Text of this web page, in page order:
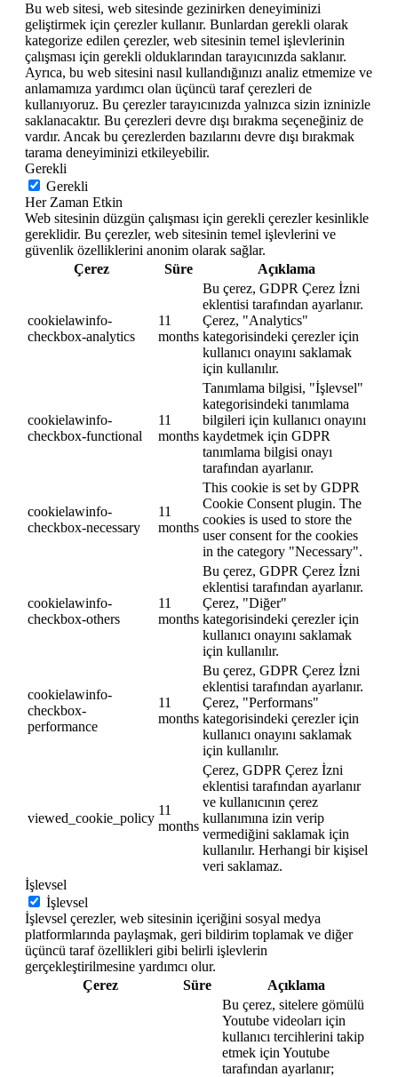
Bu web sitesi, web sitesinde gezinirken deneyiminizi
geliştirmek için çerezler kullanır. Bunlardan gerekli olarak
kategorize edilen çerezler, web sitesinin temel işlevlerinin
çalışması için gerekli olduklarından tarayıcınızda saklanır.
Ayrıca, bu web sitesini nasıl kullandığınızı analiz etmemize ve
anlamamıza yardımcı olan üçüncü taraf çerezleri de
kullanıyoruz. Bu çerezler tarayıcınızda yalnızca sizin izninizle
saklanacaktır. Bu çerezleri devre dışı bırakma seçeneğiniz de
vardır. Ancak bu çerezlerden bazılarını devre dışı bırakmak
tarama deneyiminizi etkileyebilir.
Gerekli
Gerekli
Her Zaman Etkin
Web sitesinin düzgün çalışması için gerekli çerezler kesinlikle
gereklidir. Bu çerezler, web sitesinin temel işlevlerini ve
güvenlik özelliklerini anonim olarak sağlar.
Çerez
Süre Açıklama
cookielawinfo-
checkbox-analytics
11
months
Bu çerez, GDPR Çerez İzni
eklentisi tarafından ayarlanır.
Çerez, "Analytics"
kategorisindeki çerezler için
kullanıcı onayını saklamak
için kullanılır.
cookielawinfo-
checkbox-functional
11
months
Tanımlama bilgisi, "İşlevsel"
kategorisindeki tanımlama
bilgileri için kullanıcı onayını
kaydetmek için GDPR
tanımlama bilgisi onayı
tarafından ayarlanır.
cookielawinfo-
checkbox-necessary
11
months
This cookie is set by GDPR
Cookie Consent plugin. The
cookies is used to store the
user consent for the cookies
in the category "Necessary".
cookielawinfo-
checkbox-others
11
months
Bu çerez, GDPR Çerez İzni
eklentisi tarafından ayarlanır.
Çerez, "Diğer"
kategorisindeki çerezler için
kullanıcı onayını saklamak
için kullanılır.
cookielawinfo-
checkbox-
performance
11
months
Bu çerez, GDPR Çerez İzni
eklentisi tarafından ayarlanır.
Çerez, "Performans"
kategorisindeki çerezler için
kullanıcı onayını saklamak
için kullanılır.
viewed_cookie_policy
11
months
Çerez, GDPR Çerez İzni
eklentisi tarafından ayarlanır
ve kullanıcının çerez
kullanımına izin verip
vermediğini saklamak için
kullanılır. Herhangi bir kişisel
veri saklamaz.
İşlevsel
İşlevsel
İşlevsel çerezler, web sitesinin içeriğini sosyal medya
platformlarında paylaşmak, geri bildirim toplamak ve diğer
üçüncü taraf özellikleri gibi belirli işlevlerin
gerçekleştirilmesine yardımcı olur.
Çerez
Süre Açıklama
Bu çerez, sitelere gömülü
Youtube videoları için
kullanıcı tercihlerini takip
etmek için Youtube
tarafından ayarlanır;